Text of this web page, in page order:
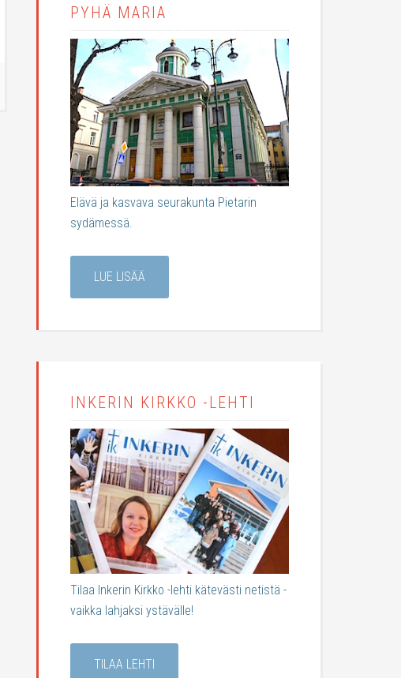
PYHÄ MARIA
Elävä ja kasvava seurakunta Pietarin
sydämessä.
LUE LISÄÄ
INKERIN KIRKKO -LEHTI
Tilaa Inkerin Kirkko -lehti kätevästi netistä -
vaikka lahjaksi ystävälle!
TILAA LEHTI